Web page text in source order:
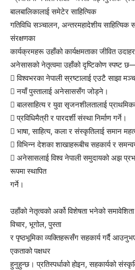
बालबालिकालाई समेटेर साहित्यिक
गतिविधि सञ्चालन, अन्तरमहादेशीय साहित्यिक
संरक्षणका
कार्यक्रमहरू उहाँको कार्यक्षमताका जीवित
अनेसासको नेतृत्वमा उहाँको दृष्टिकोण स्पष्ट
 विश्वभरका नेपाली स्रष्टालाई एउटै साझा
 नयाँ पुस्तालाई अनेसाससँग जोड्ने।
 बालसाहित्य र युवा सृजनशीलतालाई
 प्रविधिमैत्री र पारदर्शी संस्था निर्माण गर्ने।
 भाषा, साहित्य, कला र संस्कृतिलाई समान
 विभिन्न देशका शाखाहरूबीच सहकार्य र
 अनेसासलाई विश्व नेपाली समुदायको अझ
रूपमा स्थापित
गर्ने।
उहाँको नेतृत्वको अर्को विशेषता भनेको
विचार, भूगोल, पुस्ता
र पृष्ठभूमिका व्यक्तिहरूसँग सहकार्य गर्दै
एकताको पक्षधर
हुनुहुन्छ। प्रतिस्पर्धाको होइन, सहकार्यको